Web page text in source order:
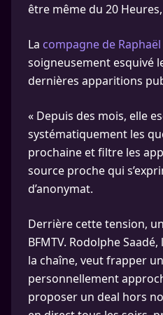
être même du 20
La compagne de
soigneusement esquivé
dernières apparitions
« Depuis des mois, elle
systématiquement les
prochaine et filtre les
source proche qui
d’anonymat.
Derrière cette tension,
BFMTV. Rodolphe
la chaîne, veut frapper
personnellement
proposer un deal hors